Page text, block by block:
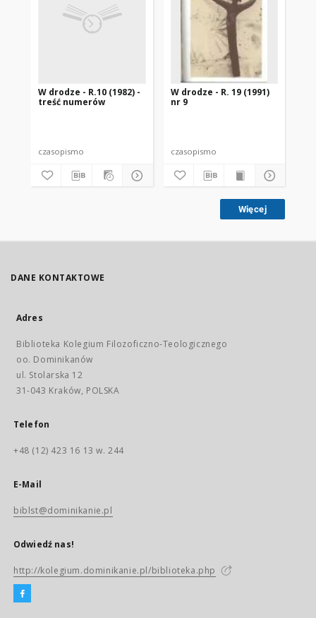
W drodze - R.10 (1982) -
treść numerów
czasopismo
W drodze - R. 19 (1991)
nr 9
czasopismo
Więcej
DANE KONTAKTOWE
Adres
Biblioteka Kolegium Filozoficzno-Teologicznego
oo. Dominikanów
ul. Stolarska 12
31-043 Kraków, POLSKA
Telefon
+48 (12) 423 16 13 w. 244
E-Mail
biblst@dominikanie.pl
Odwiedź nas!
http://kolegium.dominikanie.pl/biblioteka.php